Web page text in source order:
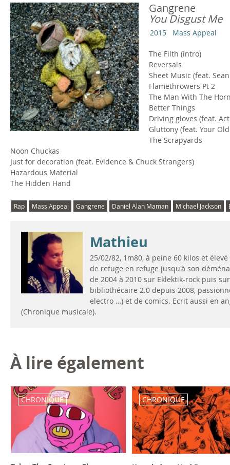
Gangrene
You Disgust Me
2015 Mass Appeal
The Filth (intro)
Reversals
Sheet Music (feat.
Flamethrowers Pt 2
The Man With The
Better Things
Driving gloves (feat.
Gluttony (feat. Your
The Scrapyards
Noon Chuckas
Just for decoration (feat. Evidence & Chuck Strangers)
Hazardous Material
The Hidden Hand
Rap Mass Appeal Gangrene Daniel Alan Maman Michael Jackson
Mathieu
25/02/82, 1m80, à peine 60 kilos et
de refuge en refuge jusqu'à son
de 2004 à 2010 sur Eklektik-rock puis
bibliothécaire 2.0 depuis 2008,
electro …) et de comics. Ecrit aussi en
(Chronique musicale).
À lire également
CHRONIQUE CHRONIQUE